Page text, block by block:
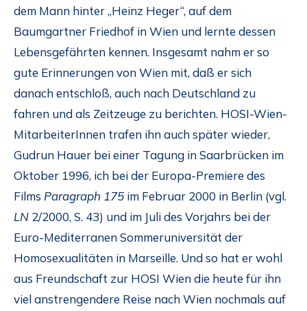
dem Mann hinter „Heinz Heger“, auf dem
Baumgartner Friedhof in Wien und lernte dessen
Lebensgefährten kennen. Insgesamt nahm er so
gute Erinnerungen von Wien mit, daß er sich
danach entschloß, auch nach Deutschland zu
fahren und als Zeitzeuge zu berichten. HOSI-Wien-
MitarbeiterInnen trafen ihn auch später wieder,
Gudrun Hauer bei einer Tagung in Saarbrücken im
Oktober 1996, ich bei der Europa-Premiere des
Films Paragraph 175 im Februar 2000 in Berlin (vgl.
LN 2/2000, S. 43) und im Juli des Vorjahrs bei der
Euro-Mediterranen Sommeruniversität der
Homosexualitäten in Marseille. Und so hat er wohl
aus Freundschaft zur HOSI Wien die heute für ihn
viel anstrengendere Reise nach Wien nochmals auf